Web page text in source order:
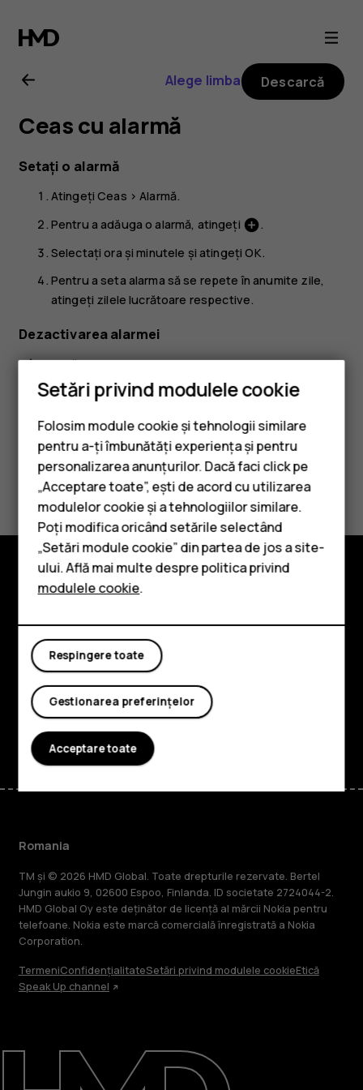
Ghid
de
utilizare
Nokia
G21
Smartphone-uri
Telefoane clasice
Accesorii
Tablete
Despre
Repară, reutilizează, reciclează
Alege limba Descarcă
Ceas cu alarmă
Setați o alarmă
AtingețiCeas >Alarmă.
Pentru a adăuga o alarmă, atingeți add_circle.
Selectați ora și minutele și atingețiOK.
Pentru a seta alarma să se repete în anumite zile,
atingeți zilele lucrătoare respective.
Dezactivarea alarmei
Când sună alarma, glisați alarma la dreapta.
Considerați utile aceste informații?
Da Nu
Explorează
Despre
Planet and people
Asistență
FacebookInstagram
Tiktok
Romania
TM și © 2026 HMD Global. Toate drepturile rezervate. Bertel
Jungin aukio 9, 02600 Espoo, Finlanda. ID societate 2724044-2.
HMD Global Oy este deținător de licență al mărcii Nokia pentru
telefoane. Nokia este marcă comercială înregistrată a Nokia
Corporation.
TermeniConfidențialitateSetări privind modulele cookieEtică
Speak Up channel
Setări privind modulele cookie
Folosim module cookie și tehnologii similare
pentru a-ți îmbunătăți experiența și pentru
personalizarea anunțurilor. Dacă faci click pe
„Acceptare toate”, ești de acord cu utilizarea
modulelor cookie și a tehnologiilor similare.
Poți modifica oricând setările selectând
„Setări module cookie” din partea de jos a site-
ului. Află mai multe despre politica privind
modulele cookie.
Respingere toate
Gestionarea preferințelor
Acceptare toate